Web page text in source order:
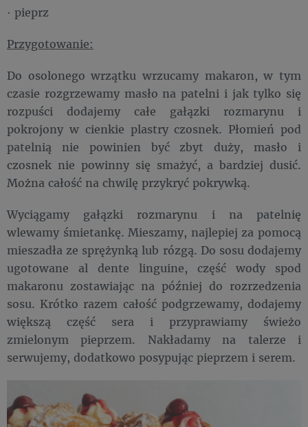
· pieprz
Przygotowanie:
Do osolonego wrzątku wrzucamy makaron, w tym
czasie rozgrzewamy masło na patelni i jak tylko się
rozpuści dodajemy całe gałązki rozmarynu i
pokrojony w cienkie plastry czosnek. Płomień pod
patelnią nie powinien być zbyt duży, masło i
czosnek nie powinny się smażyć, a bardziej dusić.
Można całość na chwilę przykryć pokrywką.
Wyciągamy gałązki rozmarynu i na patelnię
wlewamy śmietankę. Mieszamy, najlepiej za pomocą
mieszadła ze sprężynką lub rózgą. Do sosu dodajemy
ugotowane al dente linguine, część wody spod
makaronu zostawiając na później do rozrzedzenia
sosu. Krótko razem całość podgrzewamy, dodajemy
większą część sera i przyprawiamy świeżo
zmielonym pieprzem. Nakładamy na talerze i
serwujemy, dodatkowo posypując pieprzem i serem.